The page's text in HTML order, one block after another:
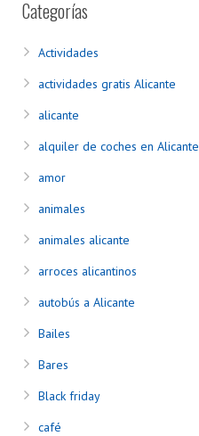
Categorías
Actividades
actividades gratis Alicante
alicante
alquiler de coches en Alicante
amor
animales
animales alicante
arroces alicantinos
autobús a Alicante
Bailes
Bares
Black friday
café